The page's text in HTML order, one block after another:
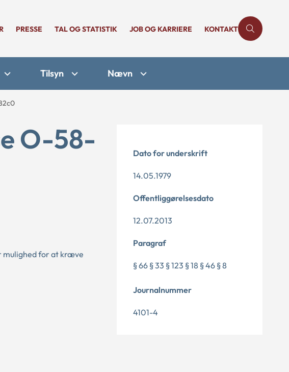
PRESSE TAL OG STATISTIK JOB OG KARRIERE KONTAKT
Tilsyn Nævn
O-58-
mulighed for at kræve
Dato for underskrift
14.05.1979
Offentliggørelsesdato
12.07.2013
Paragraf
§ 66 § 33 § 123 § 18 § 46 § 8
Journalnummer
4101-4